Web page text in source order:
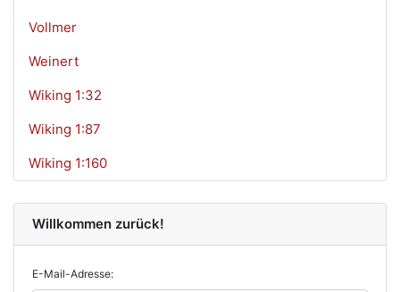
Vollmer
Weinert
Wiking 1:32
Wiking 1:87
Wiking 1:160
Willkommen zurück!
E-Mail-Adresse: